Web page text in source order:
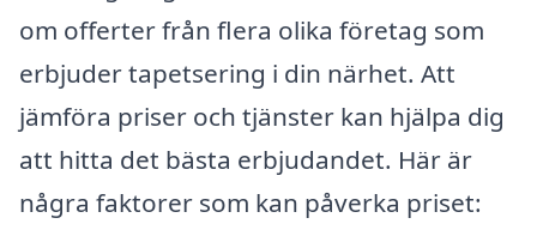
om offerter från flera olika företag som
erbjuder tapetsering i din närhet. Att
jämföra priser och tjänster kan hjälpa dig
att hitta det bästa erbjudandet. Här är
några faktorer som kan påverka priset: